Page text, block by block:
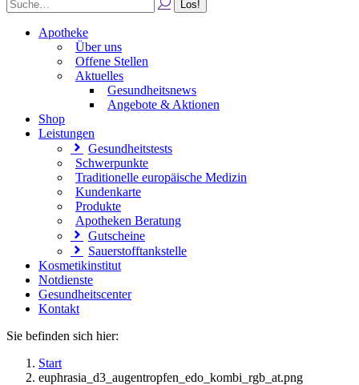
Apotheke
Über uns
Offene Stellen
Aktuelles
Gesundheitsnews
Angebote & Aktionen
Shop
Leistungen
Gesundheitstests
Schwerpunkte
Traditionelle europäische Medizin
Kundenkarte
Produkte
Apotheken Beratung
Gutscheine
Sauerstofftankstelle
Kosmetikinstitut
Notdienste
Gesundheitscenter
Kontakt
Sie befinden sich hier:
Start
euphrasia_d3_augentropfen_edo_kombi_rgb_at.png